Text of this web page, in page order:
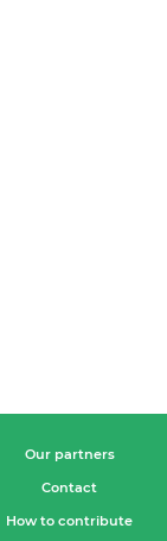
Our partners
Contact
How to contribute